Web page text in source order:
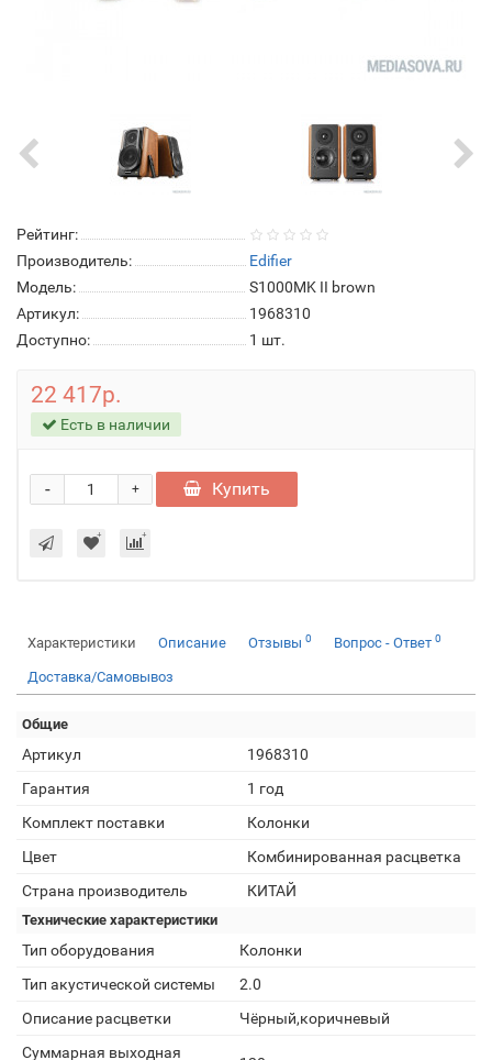
Рейтинг:
Производитель:
Edifier
Модель:
S1000MK II brown
Артикул:
1968310
Доступно:
1 шт.
22 417р.
Есть в наличии
+
- Купить
Характеристики Описание Отзывы 0 Вопрос - Ответ 0
Доставка/Самовывоз
Общие
Артикул
1968310
Гарантия
1 год
Комплект поставки
Колонки
Цвет
Комбинированная расцветка
Страна производитель
КИТАЙ
Технические характеристики
Тип оборудования
Колонки
Тип акустической системы
2.0
Описание расцветки
Чёрный,коричневый
Суммарная выходная